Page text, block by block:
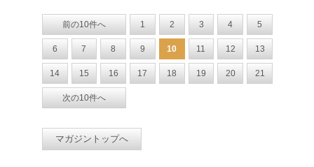
前の10件へ 1 2 3 4 5
6 7 8 9 10 11 12 13
14 15 16 17 18 19 20 21
次の10件へ
マガジントップへ